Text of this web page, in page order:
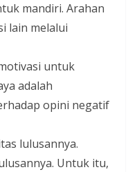
mandiri. Arahan
lain melalui
untuk
adalah
opini negatif
lulusannya.
Untuk itu,